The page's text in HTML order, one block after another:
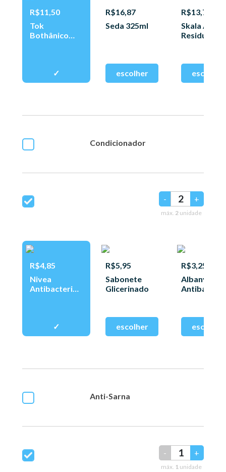
R$11,50
Tok
Bothânico
R$16,87
Seda 325ml
R$13,75
Skala Anti-
Residuos
Condicionador
- +
máx. 2 unidade
R$4,85
Nivea
Antibacterian
R$5,95
Sabonete
Glicerinado
R$3,25
Albany
Antibac 85g
Anti-Sarna
- +
máx. 1 unidade